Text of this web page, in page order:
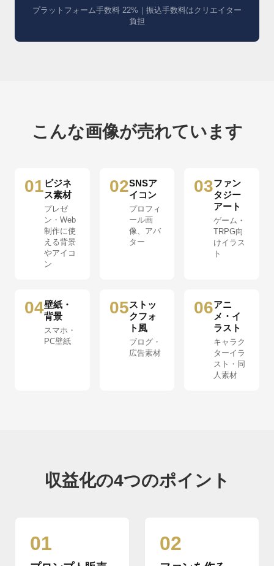
プラットフォーム手数料 22%｜振込手数料はクリエイター
負担
こんな画像が売れています
01ビジネ
ス素材
プレゼ
ン・Web
制作に使
える背景
やアイコ
ン
02SNSア
イコン
プロフィ
ール画
像、アバ
ター
03ファン
タジー
アート
ゲーム・
TRPG向
けイラス
ト
04壁紙・
背景
スマホ・
PC壁紙
05ストッ
クフォ
ト風
ブログ・
広告素材
06アニ
メ・イ
ラスト
キャラク
ターイラ
スト・同
人素材
収益化の4つのポイント
01 02